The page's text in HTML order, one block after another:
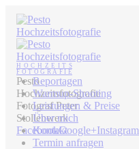
Pesto
Hochzeitsfotografie
Fotograf Peter
Stollenwerk
FacebookGoogle+Instagram
Reportagen
Warmup-Shooting
Leistungen & Preise
Über mich
Kontakt
Termin anfragen